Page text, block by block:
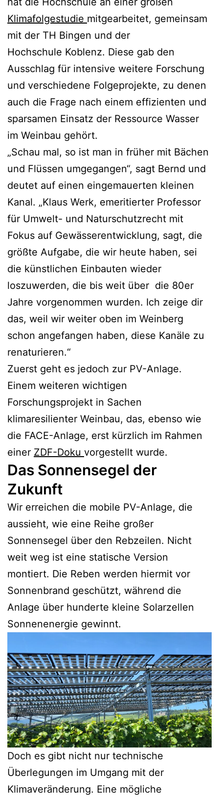
Klimafolgestudie mitgearbeitet, gemeinsam
mit der TH Bingen und der
Hochschule Koblenz. Diese gab den
Ausschlag für intensive weitere Forschung
und verschiedene Folgeprojekte, zu denen
auch die Frage nach einem effizienten und
sparsamen Einsatz der Ressource Wasser
im Weinbau gehört.
„Schau mal, so ist man in früher mit Bächen
und Flüssen umgegangen“, sagt Bernd und
deutet auf einen eingemauerten kleinen
Kanal. „Klaus Werk, emeritierter Professor
für Umwelt- und Naturschutzrecht mit
Fokus auf Gewässerentwicklung, sagt, die
größte Aufgabe, die wir heute haben, sei
die künstlichen Einbauten wieder
loszuwerden, die bis weit über die 80er
Jahre vorgenommen wurden. Ich zeige dir
das, weil wir weiter oben im Weinberg
schon angefangen haben, diese Kanäle zu
renaturieren.“
Zuerst geht es jedoch zur PV-Anlage.
Einem weiteren wichtigen
Forschungsprojekt in Sachen
klimaresilienter Weinbau, das, ebenso wie
die FACE-Anlage, erst kürzlich im Rahmen
einer ZDF-Doku vorgestellt wurde.
Das Sonnensegel der
Zukunft
Wir erreichen die mobile PV-Anlage, die
aussieht, wie eine Reihe großer
Sonnensegel über den Rebzeilen. Nicht
weit weg ist eine statische Version
montiert. Die Reben werden hiermit vor
Sonnenbrand geschützt, während die
Anlage über hunderte kleine Solarzellen
Sonnenenergie gewinnt.
Doch es gibt nicht nur technische
Überlegungen im Umgang mit der
Klimaveränderung. Eine mögliche